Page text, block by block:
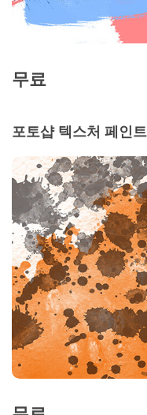
무료
포토샵 텍스처 페인